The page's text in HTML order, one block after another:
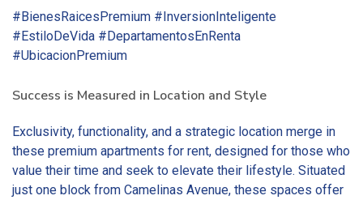
#BienesRaicesPremium #InversionInteligente
#EstiloDeVida #DepartamentosEnRenta
#UbicacionPremium
Success is Measured in Location and Style
Exclusivity, functionality, and a strategic location merge in
these premium apartments for rent, designed for those who
value their time and seek to elevate their lifestyle. Situated
just one block from Camelinas Avenue, these spaces offer